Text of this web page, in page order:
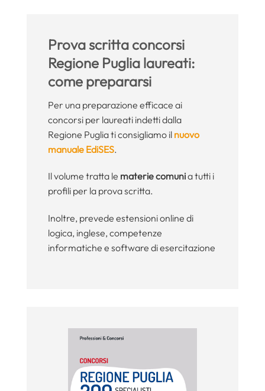
Prova scritta concorsi
Regione Puglia laureati:
come prepararsi
Per una preparazione efficace ai
concorsi per laureati indetti dalla
Regione Puglia ti consigliamo il nuovo
manuale EdiSES.
Il volume tratta le materie comunia tutti i
profili per la prova scritta.
Inoltre, prevede estensioni online di
logica, inglese, competenze
informatiche e software di esercitazione